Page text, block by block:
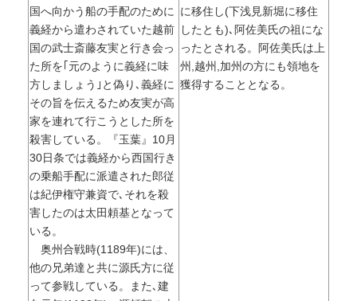
国へ向かう船の手配のために
義経から遣わされていた越前
国の武士斎藤友実と行き会っ
た所を｢元のように義経に味
方しましょう｣と偽り､義経に
その旨を伝えるため友実が高
家を連れて行こうとした所を
殺害している。『玉葉』10月
30日条では義経から西国行き
の乗船手配に派遣された郎従
は紀伊権守兼資で､それを殺
害したのは太田頼基となって
いる。
奥州合戦時(1189年)には、
他の兄弟達と共に源氏方に従
って参戦している。また､建
に移住し(下浅見新堀に移住
したとも)､阿佐美氏の祖にな
ったとされる。阿佐美氏は上
州,越州,加州の方にも領地を
獲得することとなる。